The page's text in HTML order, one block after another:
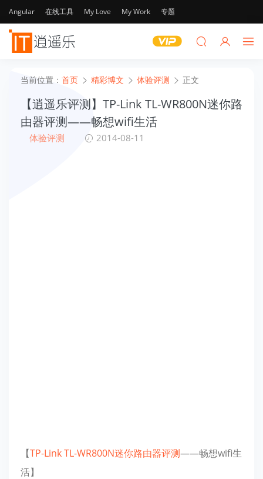
Angular 在线工具 My Love My Work 专题
当前位置： 首页 精彩博文 体验评测 正文
【逍遥乐评测】TP-Link TL-WR800N迷你路
由器评测——畅想wifi生活
体验评测 2014-08-11
【TP-LinkTL-WR800N迷你路由器评测——畅想wifi生
活】